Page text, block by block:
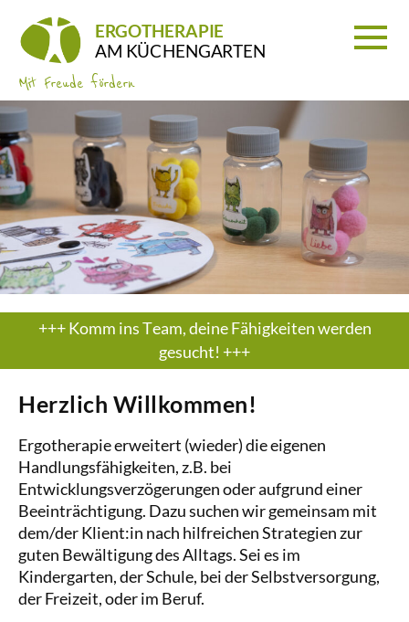
ERGOTHERAPIE
AM KÜCHENGARTEN
Mit Freude fördern
+++ Komm insTeam,deine Fähigkeitenwerden
gesucht! +++
Herzlich Willkommen!
Ergotherapie erweitert (wieder) die eigenen
Handlungsfähigkeiten, z.B. bei
Entwicklungsverzögerungen oder aufgrund einer
Beeinträchtigung. Dazu suchen wir gemeinsam mit
dem/der Klient:in nach hilfreichen Strategien zur
guten Bewältigung des Alltags. Sei es im
Kindergarten, der Schule, bei der Selbstversorgung,
der Freizeit, oder im Beruf.